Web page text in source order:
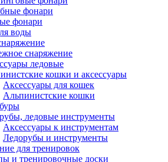
фонари
фонари
воды
снаряжение
ледовые
кошки и аксессуары
Аксессуары для кошек
Альпинистские кошки
ледовые инструменты
Аксессуары к инструментам
Ледорубы и инструменты
для тренировок
и тренировочные доски